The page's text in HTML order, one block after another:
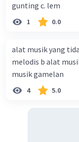
gunting c. lem
1 0.0
alat musik yang
melodis b alat
musik gamelan
4 5.0